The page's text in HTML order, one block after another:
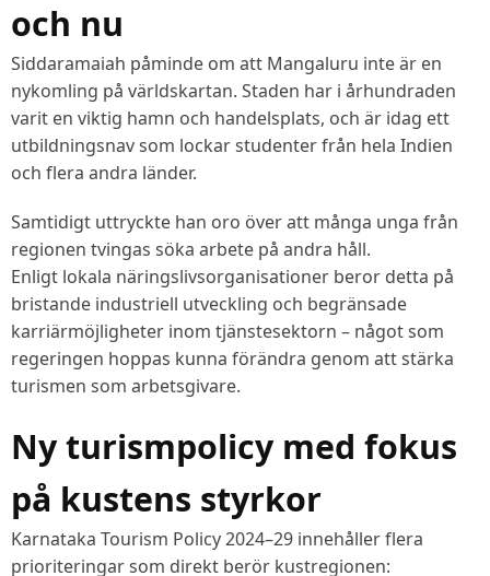
och nu
Siddaramaiah påminde om att Mangaluru inte är en
nykomling på världskartan. Staden har i århundraden
varit en viktig hamn och handelsplats, och är idag ett
utbildningsnav som lockar studenter från hela Indien
och flera andra länder.
Samtidigt uttryckte han oro över att många unga från
regionen tvingas söka arbete på andra håll.
Enligt lokala näringslivsorganisationer beror detta på
bristande industriell utveckling och begränsade
karriärmöjligheter inom tjänstesektorn – något som
regeringen hoppas kunna förändra genom att stärka
turismen som arbetsgivare.
Ny turismpolicy med fokus
på kustens styrkor
Karnataka Tourism Policy 2024–29 innehåller flera
prioriteringar som direkt berör kustregionen: